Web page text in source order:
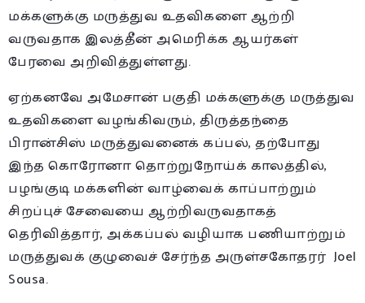
மக்களுக்கு மருத்துவ உதவிகளை ஆற்றி
வருவதாக இலத்தீன் அமெரிக்க ஆயர்கள்
பேரவை அறிவித்துள்ளது.
ஏற்கனவே அமேசான் பகுதி மக்களுக்கு மருத்துவ
உதவிகளை வழங்கிவரும், திருத்தந்தை
பிரான்சிஸ் மருத்துவனைக் கப்பல், தற்போது
இந்த கொரோனா தொற்றுநோய்க் காலத்தில்,
பழங்குடி மக்களின் வாழ்வைக் காப்பாற்றும்
சிறப்புச் சேவையை ஆற்றிவருவதாகத்
தெரிவித்தார், அக்கப்பல் வழியாக பணியாற்றும்
மருத்துவக் குழுவைச் சேர்ந்த அருள்சகோதரர் Joel
Sousa.